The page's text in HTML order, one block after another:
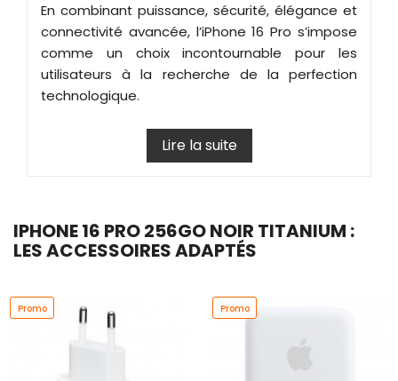
En combinant puissance, sécurité, élégance et
connectivité avancée, l’iPhone 16 Pro s’impose
comme un choix incontournable pour les
utilisateurs à la recherche de la perfection
technologique.
Lire la suite
IPHONE 16 PRO 256GO NOIR TITANIUM :
LES ACCESSOIRES ADAPTÉS
Promo Promo